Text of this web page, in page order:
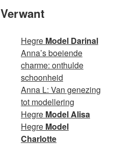
Verwant
Hegre Model Darinal
Anna’s boeiende
charme: onthulde
schoonheid
Anna L: Van genezing
tot modellering
Hegre Model Alisa
Hegre Model
Charlotte